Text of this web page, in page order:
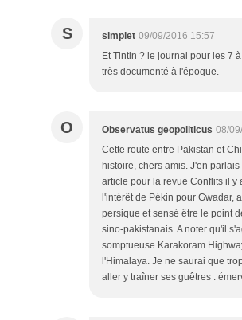
S simplet 09/09/2016 15:57
Et Tintin ? le journal pour les 7
très documenté à l'époque.
O Observatus geopoliticus 08/
Cette route entre Pakistan et
histoire, chers amis. J'en
article pour la revue Conflits il y
l'intérêt de Pékin pour Gwadar,
persique et sensé être le point
sino-pakistanais. A noter qu'il
somptueuse Karakoram
l'Himalaya. Je ne saurai que
aller y traîner ses guêtres :